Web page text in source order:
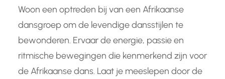
Woon een optreden bij van een Afrikaanse
dansgroep om de levendige dansstijlen te
bewonderen. Ervaar de energie, passie en
ritmische bewegingen die kenmerkend zijn voor
de Afrikaanse dans. Laat je meeslepen door de